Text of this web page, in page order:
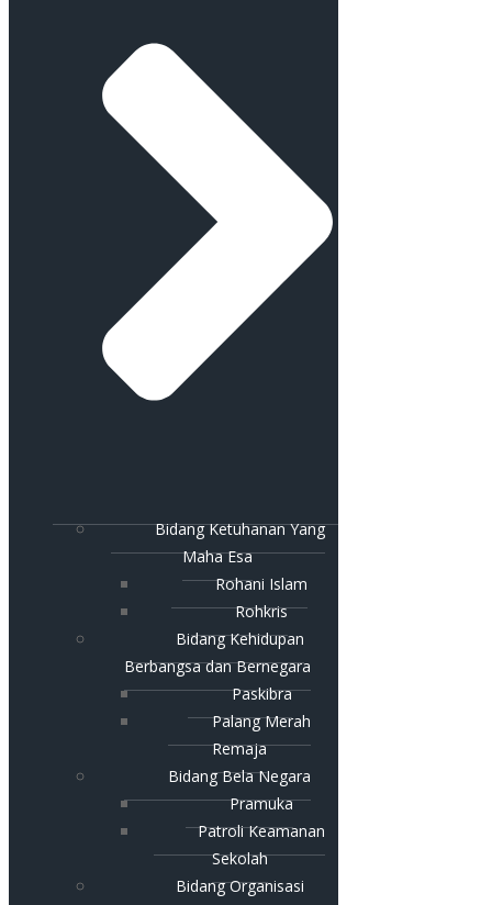
Bidang Ketuhanan Yang
Maha Esa
Rohani Islam
Rohkris
Bidang Kehidupan
Berbangsa dan Bernegara
Paskibra
Palang Merah
Remaja
Bidang Bela Negara
Pramuka
Patroli Keamanan
Sekolah
Bidang Organisasi